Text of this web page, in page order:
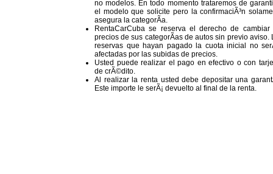
no modelos. En todo momento trataremos de
el modelo que solicite pero la confirmaciÃ³n
asegura la categorÃ­a.
RentaCarCuba se reserva el derecho de cambiar
precios de sus categorÃ­as de autos sin previo aviso.
reservas que hayan pagado la cuota inicial no
afectadas por las subidas de precios.
Usted puede realizar el pago en efectivo o con
de crÃ©dito.
Al realizar la renta usted debe depositar una
Este importe le serÃ¡ devuelto al final de la renta.